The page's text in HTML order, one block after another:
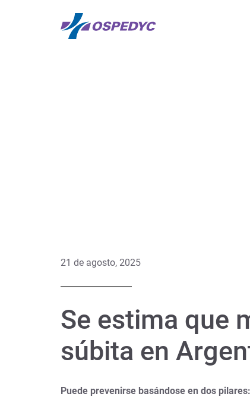
21 de agosto, 2025
Se estima que
súbita en
Puede prevenirse basándose en dos